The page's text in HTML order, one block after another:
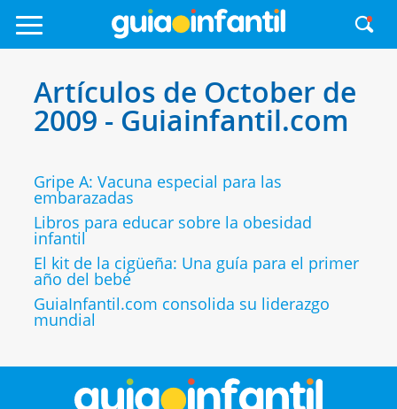
Artículos de October de
2009 - Guiainfantil.com
Gripe A: Vacuna especial para las
embarazadas
Libros para educar sobre la obesidad
infantil
El kit de la cigüeña: Una guía para el primer
año del bebé
GuiaInfantil.com consolida su liderazgo
mundial